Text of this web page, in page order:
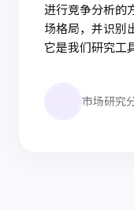
进行竞争分析的
场格局，并识别
它是我们研究工
市场研究